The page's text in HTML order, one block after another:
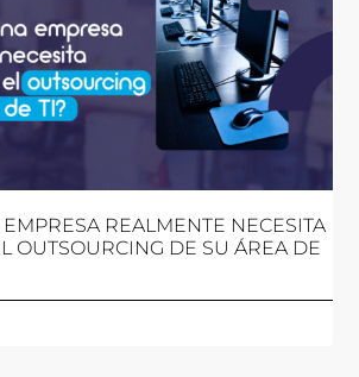
REALMENTE NECESITA
OUTSOURCING DE SU ÁREA DE